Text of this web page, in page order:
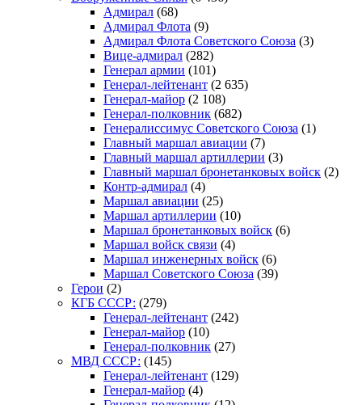
Адмирал (68)
Адмирал Флота (9)
Адмирал Флота Советского Союза (3)
Вице-адмирал (282)
Генерал армии (101)
Генерал-лейтенант (2 635)
Генерал-майор (2 108)
Генерал-полковник (682)
Генералиссимус Советского Союза (1)
Главный маршал авиации (7)
Главный маршал артиллерии (3)
Главный маршал бронетанковых войск (2)
Контр-адмирал (4)
Маршал авиации (25)
Маршал артиллерии (10)
Маршал бронетанковых войск (6)
Маршал войск связи (4)
Маршал инженерных войск (6)
Маршал Советского Союза (39)
Герои (2)
КГБ СССР: (279)
Генерал-лейтенант (242)
Генерал-майор (10)
Генерал-полковник (27)
МВД СССР: (145)
Генерал-лейтенант (129)
Генерал-майор (4)